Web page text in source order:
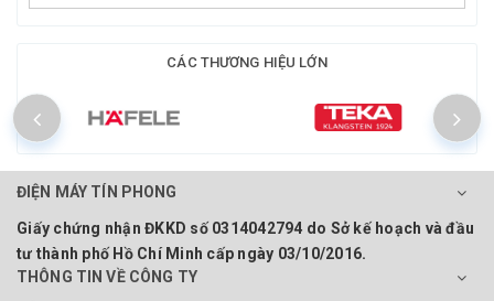
CÁC THƯƠNG HIỆU LỚN
ĐIỆN MÁY TÍN PHONG
Giấy chứng nhận ĐKKD số 0314042794 do Sở kế hoạch và đầu
tư thành phố Hồ Chí Minh cấp ngày 03/10/2016.
THÔNG TIN VỀ CÔNG TY